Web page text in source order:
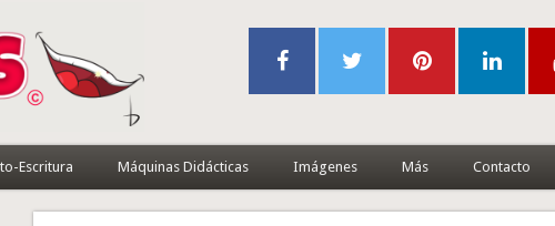
Escritura Máquinas Didácticas Imágenes Más Contacto